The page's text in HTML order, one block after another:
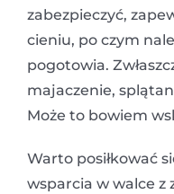
zabezpieczyć,
cieniu, po czym
pogotowia.
majaczenie,
Może to bowiem
Warto posiłkować
wsparcia w walce z